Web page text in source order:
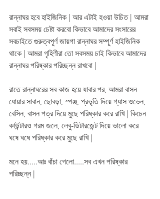
রান্নাঘর হবে হাইজিনিক | আর এটাই হওয়া উচিত | আমরা
সবাই সবসময় চেষ্টা করবো কিভাবে আমাদের সংসারের
সবচাইতে গুরুত্বপূর্ণ জায়গা রান্নাঘর সম্পূর্ণ হাইজিনিক
থাকে | আমরা গৃহিণীরা তো সবসময় চাই কিভাবে আমাদের
রান্নাঘর পরিষ্কার পরিচ্ছন্ন রাখবো |
রাতে রান্নাঘরের সব কাজ হয়ে যাবার পর, আমরা বাসন
ধোয়ার সাবান, ছোবড়া, স্পঞ্জ, প্রভৃতি দিয়ে গ্যাস ওভেন,
বেসিন, বাসন পত্র দিয়ে মুছে পরিষ্কার করে রাখি | কিচেন
কাউন্টারও গরম জলে, লেবু-ডিটারজেন্ট দিয়ে ভালো করে
ঘষে ঘষে পরিষ্কার করে মুছে রাখি |
মনে হয়.....আঃ বাঁচা গেলো.....সব এখন পরিষ্কার
পরিচ্ছন্ন |